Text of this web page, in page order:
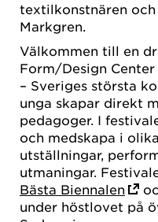
textilkonstnären
Markgren.
Välkommen till en
Form/Design Center
– Sveriges största
unga skapar direkt
pedagoger. I
och medskapa i
utställningar,
utmaningar.
Bästa Biennalen
under höstlovet på